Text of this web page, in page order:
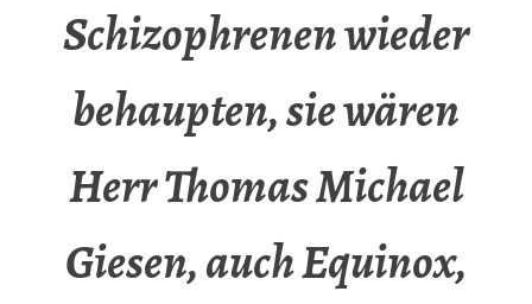
Schizophrenen wieder
behaupten, sie wären
Herr Thomas Michael
Giesen, auch Equinox,